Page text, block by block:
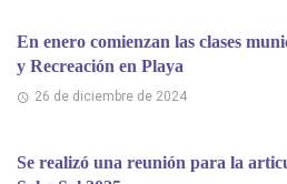
En enero comienzan las clases
y Recreación en Playa
26 de diciembre de 2024
Se realizó una reunión para la